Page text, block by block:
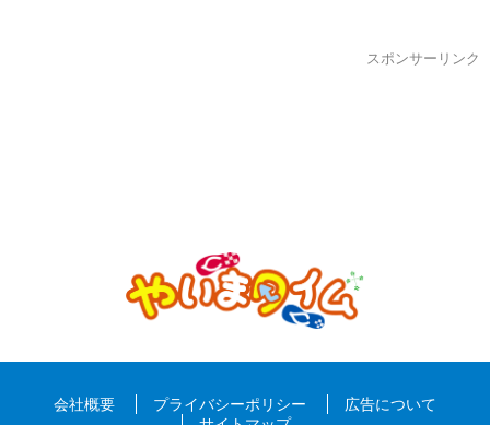
スポンサーリンク
会社概要 プライバシーポリシー
広告について